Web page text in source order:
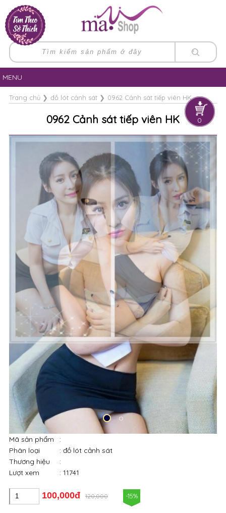
0
MENU
Trang chủ❯ đồ lót cảnh sát❯ 0962 Cảnh sát tiếp viên HK
0962 Cảnh sát tiếp viên HK
Mã sản phẩm
:
Phân loại
: đồ lót cảnh sát
Thương hiệu
Lượt xem
: 11741
-15%
Thêm vào giỏ hàng